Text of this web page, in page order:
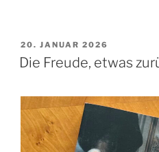
VERÖFFENTLICHT
AM
20. JANUAR 2026
Die Freude, etwas